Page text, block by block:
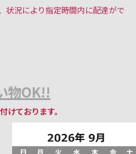
況により指定時間内に配達がで
物OK!!
けております。